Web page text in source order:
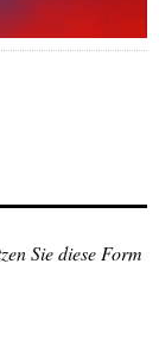
Sie diese Form